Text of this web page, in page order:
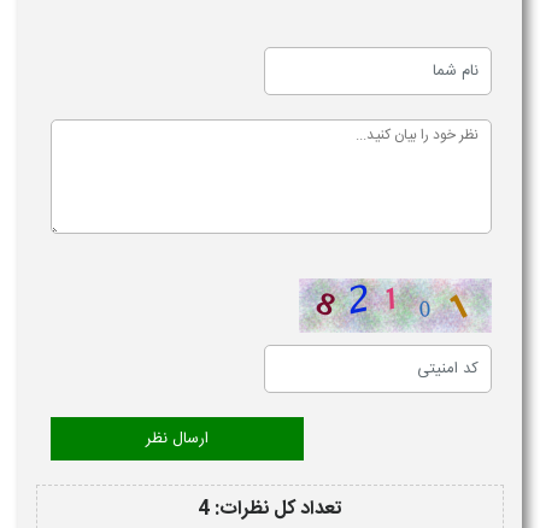
تعداد کل نظرات: 4